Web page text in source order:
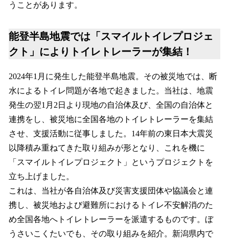
うことがあります。
能登半島地震では「スマイルトイレプロジェ
クト」によりトイレトレーラーが集結！
2024年1月に発生した能登半島地震。その被災地では、断
水によるトイレ問題が各地で起きました。当社は、地震
発生の翌1月2日より現地の自治体及び、全国の自治体と
連携をし、被災地に全国各地のトイレトレーラーを集結
させ、支援活動に従事しました。14年前の東日本大震災
以降積み重ねてきた取り組みが形となり、これを機に
「スマイルトイレプロジェクト」というプロジェクトを
立ち上げました。
これは、当社が各自治体及び災害支援団体や協議会と連
携し、被災地および避難所におけるトイレ不安解消のた
め全国各地へトイレトレーラーを派遣するものです。ぼ
うさいこくたいでも、その取り組みを紹介。新潟県内で